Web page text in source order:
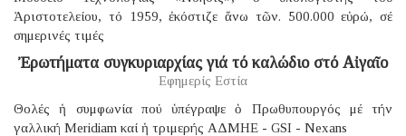
Ἀριστοτελείου, τό 1959, ἐκόστιζε ἄνω τῶν. 500.000 εὐρώ, σέ
σημερινές τιμές
Ἐρωτήματα συγκυριαρχίας γιά τό καλώδιο στό Αἰγαῖο
Εφημερίς Εστία
Θολές ἡ συμφωνία πού ὑπέγραψε ὁ Πρωθυπουργός μέ τήν
γαλλική Μeridiam καί ἡ τριμερής ΑΔΜΗΕ - GSI - Nexans